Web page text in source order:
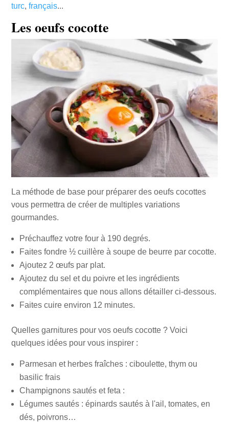
turc, français...
Les oeufs cocotte
La méthode de base pour préparer des oeufs cocottes
vous permettra de créer de multiples variations
gourmandes.
Préchauffez votre four à 190 degrés.
Faites fondre ½ cuillère à soupe de beurre par cocotte.
Ajoutez 2 œufs par plat.
Ajoutez du sel et du poivre et les ingrédients
complémentaires que nous allons détailler ci-dessous.
Faites cuire environ 12 minutes.
Quelles garnitures pour vos oeufs cocotte ? Voici
quelques idées pour vous inspirer :
Parmesan et herbes fraîches : ciboulette, thym ou
basilic frais
Champignons sautés et feta :
Légumes sautés : épinards sautés à l'ail, tomates, en
dés, poivrons…